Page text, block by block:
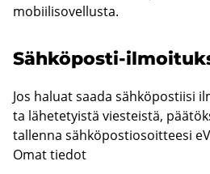
mo­bii­li­so­vel­lus­ta.
Sähköposti-​
Jos ha­luat saada säh­kö­pos­tii­si
ta lä­he­te­tyis­tä vies­teis­tä,
tal­len­na säh­kö­pos­tio­soit­tee­si
Omat tie­dot